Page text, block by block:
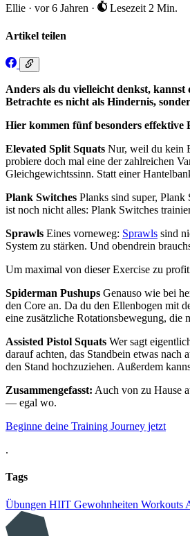
Ellie · vor 6 Jahren · Lesezeit 2 Min.
Artikel teilen
Anders als du vielleicht denkst,
Betrachte es nicht als Hindernis,
Hier kommen fünf besonders
Elevated Split Squats Nur, weil du kein
probiere doch mal eine der zahlreichen
Gleichgewichtssinn. Statt einer
Plank Switches Planks sind super,
ist noch nicht alles: Plank Switches
Sprawls Eines vorneweg: Sprawls sind
System zu stärken. Und obendrein
Um maximal von dieser Exercise zu
Spiderman Pushups Genauso wie bei
den Core an. Da du den Ellenbogen mit
eine zusätzliche Rotationsbewegung, die
Assisted Pistol Squats Wer sagt
darauf achten, das Standbein etwas
den Stand hochzuziehen. Außerdem
Zusammengefasst: Auch von zu Hause
— egal wo.
Beginne deine Training Journey jetzt
.
Tags
Übungen HIIT Gewohnheiten Workouts